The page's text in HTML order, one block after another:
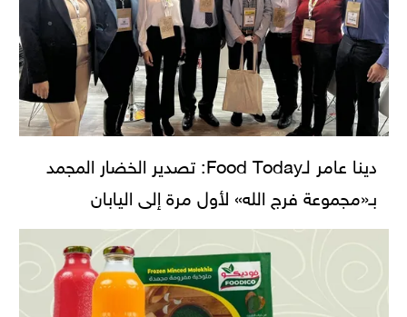
دينا عامر لـFood Today: تصدير الخضار المجمد
بـ«مجموعة فرج الله» لأول مرة إلى اليابان